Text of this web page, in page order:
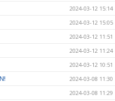
2024-03-12 15:14
2024-03-12 15:05
2024-03-12 11:51
2024-03-12 11:24
2024-03-12 10:51
2024-03-08 11:30
2024-03-08 11:29